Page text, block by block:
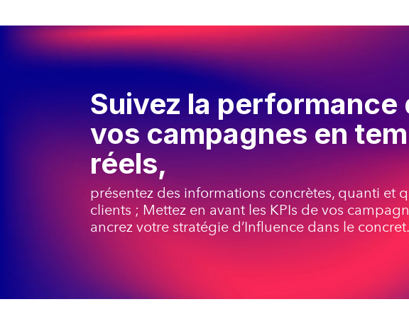
Suivez la performance
vos campagnes en
réels,
présentez des informations concrètes, quanti et
clients ; Mettez en avant les KPIs de vos
ancrez votre stratégie d’Influence dans le concret.